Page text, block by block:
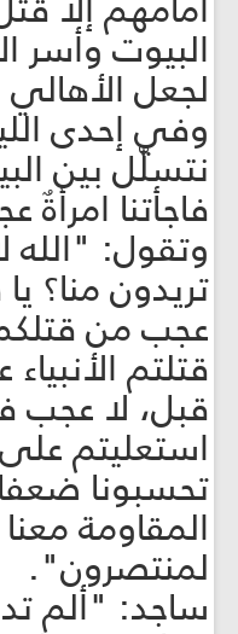
البيوت وأسر
لجعل الأهالي
وفي إحدى
نتسلّل بين
فاجأتنا
وتقول: "الله
تريدون منا؟
عجب من قتلكم
قتلتم
قبل، لا عجب
استعليتم على
تحسبونا
المقاومة معنا
لمنتصرون".
ساجد: "ألم